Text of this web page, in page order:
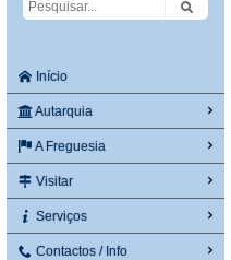
Início
Autarquia
A Freguesia
Visitar
Serviços
Contactos / Info